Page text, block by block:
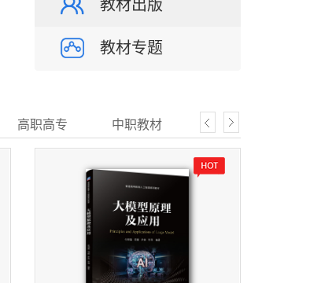
教材出版
教材专题
高职高专 中职教材 研究生教材